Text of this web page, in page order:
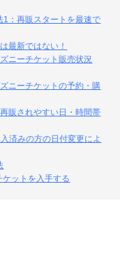
1：再販スタートを最速で
最新ではない！
ニーチケット販売状況
ニーチケットの予約・購
販されやすい日・時間帯
済みの方の日付変更によ
ケットを入手する